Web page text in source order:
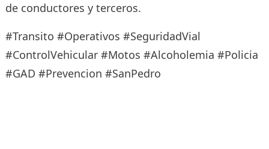
de conductores y terceros.
#Transito #Operativos #SeguridadVial
#ControlVehicular #Motos #Alcoholemia #Policia
#GAD #Prevencion #SanPedro